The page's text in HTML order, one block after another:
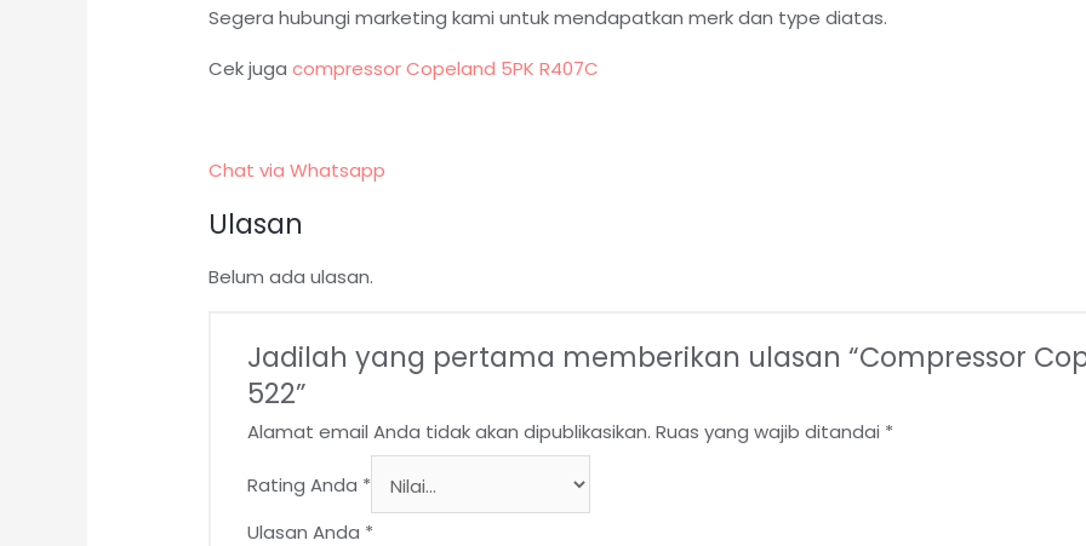
Segera hubungi marketing kami untuk mendapatkan merk dan type diatas.
Cek jugacompressor Copeland 5PK R407C
Chat via Whatsapp
Ulasan
Belum ada ulasan.
Jadilah yang pertama memberikan ulasan “Compressor
522”
Alamat email Anda tidak akan dipublikasikan. Ruas yang wajib ditandai *
Rating Anda *
Ulasan Anda *